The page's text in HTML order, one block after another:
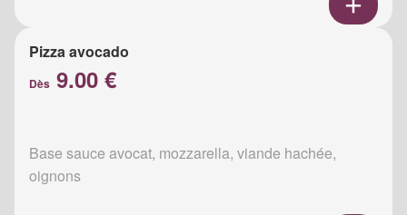
Pizza avocado
Dès 9.00 €
Base sauce avocat, mozzarella, viande hachée,
oignons